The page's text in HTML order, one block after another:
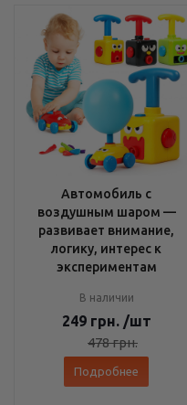
Автомобиль с
воздушным шаром —
развивает внимание,
логику, интерес к
экспериментам
В наличии
249 грн. /шт
478грн.
Подробнее